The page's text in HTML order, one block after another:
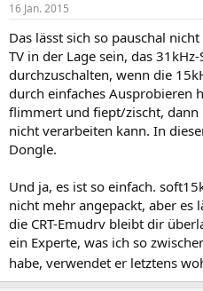
16 Jan. 2015
Das lässt sich so pauschal
TV in der Lage sein, das
durchzuschalten, wenn die
durch einfaches Ausprobieren
flimmert und fiept/zischt, dann
nicht verarbeiten kann. In
Dongle.
Und ja, es ist so einfach.
nicht mehr angepackt, aber es
die CRT-Emudrv bleibt dir
ein Experte, was ich so
habe, verwendet er letztens